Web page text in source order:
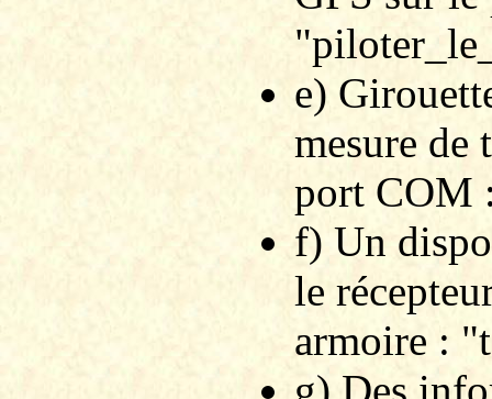
e)
mesure de
port COM
f) Un
le
armoire :
g) Des